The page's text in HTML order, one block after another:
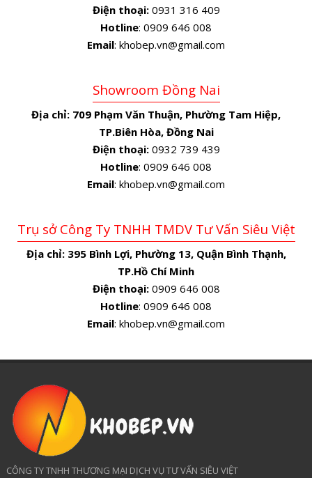
Điện thoại:0931 316 409
Hotline: 0909 646 008
Email: khobep.vn@gmail.com
Showroom Đồng Nai
Địa chỉ: 709 Phạm Văn Thuận, Phường Tam Hiệp,
TP.Biên Hòa, Đồng Nai
Điện thoại:0932 739 439
Hotline: 0909 646 008
Email: khobep.vn@gmail.com
Trụ sở Công Ty TNHH TMDV Tư Vấn Siêu Việt
Địa chỉ: 395 Bình Lợi, Phường 13, Quận Bình Thạnh,
TP.Hồ Chí Minh
Điện thoại:0909 646 008
Hotline: 0909 646 008
Email: khobep.vn@gmail.com
CÔNG TY TNHH THƯƠNG MẠI DỊCH VỤ TƯ VẤN SIÊU VIỆT